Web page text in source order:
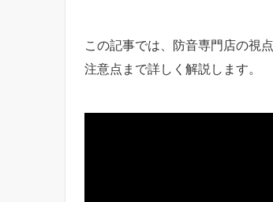
この記事では、防音専門店の視
注意点まで詳しく解説します。